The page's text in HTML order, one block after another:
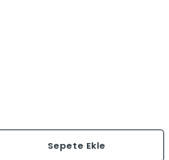
Sepete Ekle